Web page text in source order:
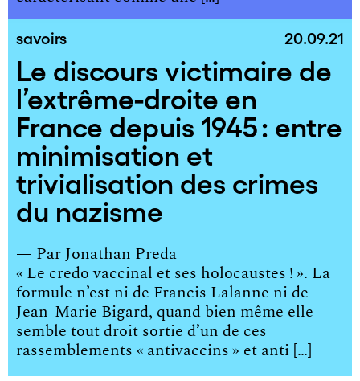
savoirs 20.09.21
Le discours victimaire de
l’extrême-droite en
France depuis 1945 : entre
minimisation et
trivialisation des crimes
du nazisme
— Par Jonathan Preda
« Le credo vaccinal et ses holocaustes ! ». La
formule n’est ni de Francis Lalanne ni de
Jean-Marie Bigard, quand bien même elle
semble tout droit sortie d’un de ces
rassemblements « antivaccins » et anti […]